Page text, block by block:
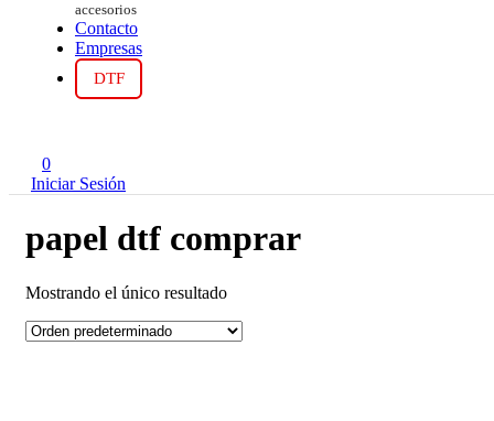
accesorios
Contacto
Empresas
DTF
0
Iniciar Sesión
papel dtf comprar
Mostrando el único resultado